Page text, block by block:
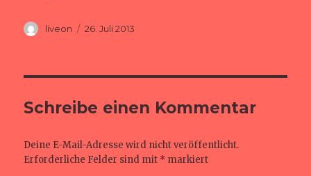
Autor
liveon
Veröffentlicht
26. Juli 2013
Schreibe einen Kommentar
Deine E-Mail-Adresse wird nicht veröffentlicht.
Erforderliche Felder sind mit * markiert